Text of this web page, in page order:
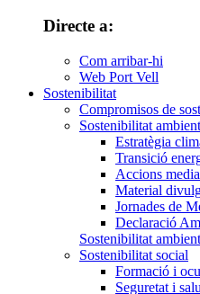
Directe a:
Com arribar-hi
Web Port Vell
Sostenibilitat
Compromisos de
Sostenibilitat
Estratègia
Transició
Accions
Material
Jornades de
Declaració
Sostenibilitat
Sostenibilitat social
Formació i
Seguretat i